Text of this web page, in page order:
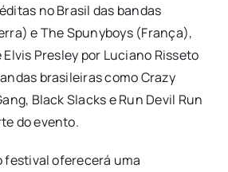
no Brasil das bandas
e The Spunyboys (França),
Presley por Luciano Risseto
brasileiras como Crazy
Black Slacks e Run Devil Run
do evento.
festival oferecerá uma